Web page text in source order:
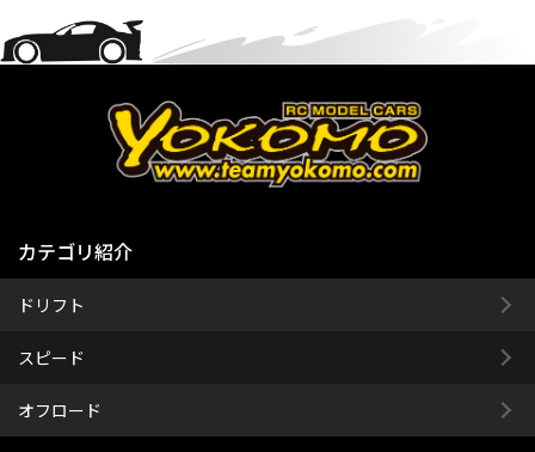
カテゴリ紹介
ドリフト
スピード
オフロード